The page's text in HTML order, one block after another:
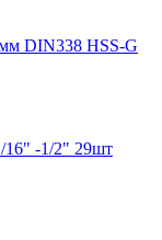
DIN338 HSS-G
16" -1/2" 29шт